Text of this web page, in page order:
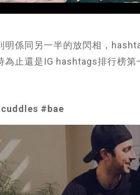
明係同另一半的放閃相，
為止還是IG hashtags排行榜第
#bae